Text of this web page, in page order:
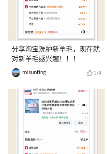
分享淘宝洗护新羊毛，现在就
对新羊毛感兴趣！！！
misunting 174